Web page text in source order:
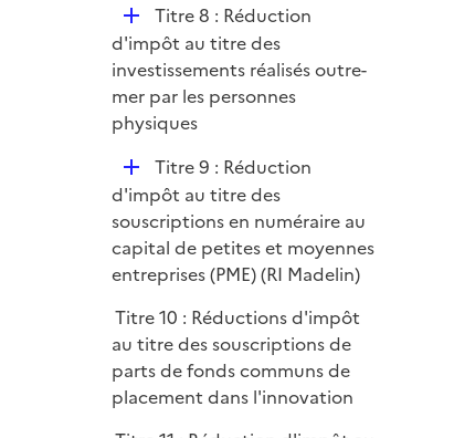
D
é
p
l
i
Titre 8 : Réduction
d'impôt au titre des
investissements réalisés outre-
mer par les personnes
physiques
D
é
p
l
i
r
Titre 9 : Réduction
d'impôt au titre des
souscriptions en numéraire au
capital de petites et moyennes
entreprises (PME) (RI Madelin)
Titre 10 : Réductions d'impôt
au titre des souscriptions de
parts de fonds communs de
placement dans l'innovation